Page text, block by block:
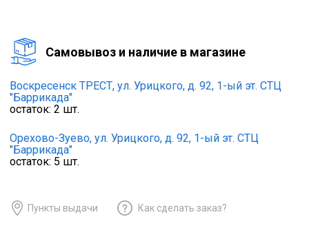
Cамовывоз и наличие в магазине
Воскресенск ТРЕСТ, ул. Урицкого, д. 92, 1-ый эт. СТЦ
"Баррикада"
остаток: 2 шт.
Орехово-Зуево, ул. Урицкого, д. 92, 1-ый эт. СТЦ
"Баррикада"
остаток: 5 шт.
Пункты выдачи Как сделать заказ?